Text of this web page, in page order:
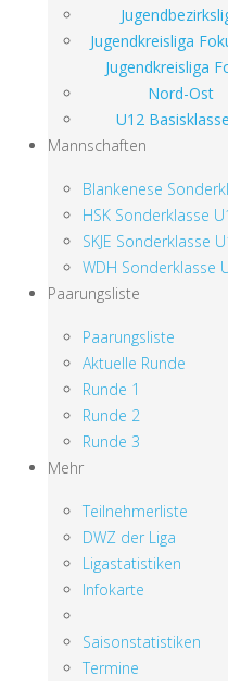
Jugendkreisliga
Jugendkreisliga
Nord-Ost
U12
Mannschaften
Blankenese
HSK Sonderklasse
SKJE Sonderklasse
WDH Sonderklasse
Paarungsliste
Paarungsliste
Aktuelle Runde
Runde 1
Runde 2
Runde 3
Mehr
Teilnehmerliste
DWZ der Liga
Ligastatistiken
Infokarte
Saisonstatistiken
Termine